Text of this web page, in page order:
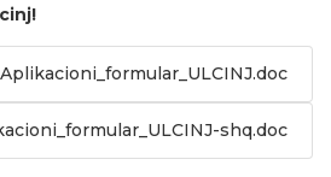
Aplikacioni_formular_ULCINJ.doc
shq.doc